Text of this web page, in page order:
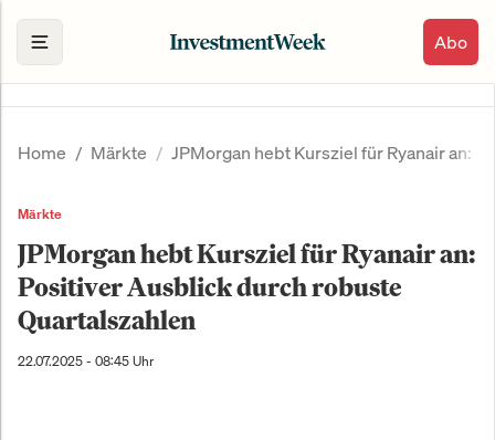
Abo
Home Märkte JPMorgan hebt Kursziel für Ryanair an:
Märkte
JPMorgan hebt Kursziel für Ryanair an:
Positiver Ausblick durch robuste
Quartalszahlen
22.07.2025 - 08:45 Uhr